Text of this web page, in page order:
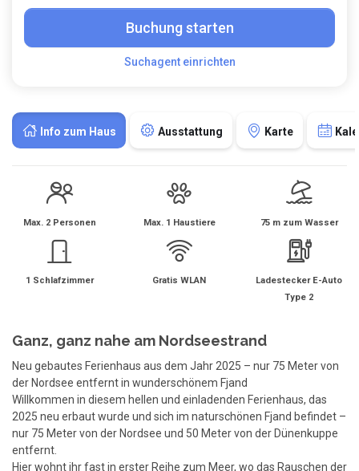
Info zum Haus Ausstattung Karte
Max. 2 Personen Max. 1 Haustiere 75 m zum Wasser
1 Schlafzimmer Gratis WLAN
Ladestecker E-Auto
Type 2
Ganz, ganz nahe am Nordseestrand
Neu gebautes Ferienhaus aus dem Jahr 2025 – nur 75 Meter von
der Nordsee entfernt in wunderschönem Fjand
Willkommen in diesem hellen und einladenden Ferienhaus, das
2025 neu erbaut wurde und sich im naturschönen Fjand befindet –
nur 75 Meter von der Nordsee und 50 Meter von der Dünenkuppe
entfernt.
Hier wohnt ihr fast in erster Reihe zum Meer, wo das Rauschen der
Buchung starten
Suchagent einrichten